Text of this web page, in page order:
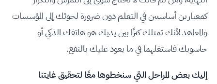
كمعيارين أساسيين في التعلم دون ضرورة لجوئك إلى المؤسسات
والمعاهد لأنك تمتلك كنزًا بين يديك هو هاتفك الذكي أو
حاسوبك فاستغلهما في ما يعود عليك بالنفع.
إليك بعض المراحل التي سنخطوها معًا لتحقيق غايتنا